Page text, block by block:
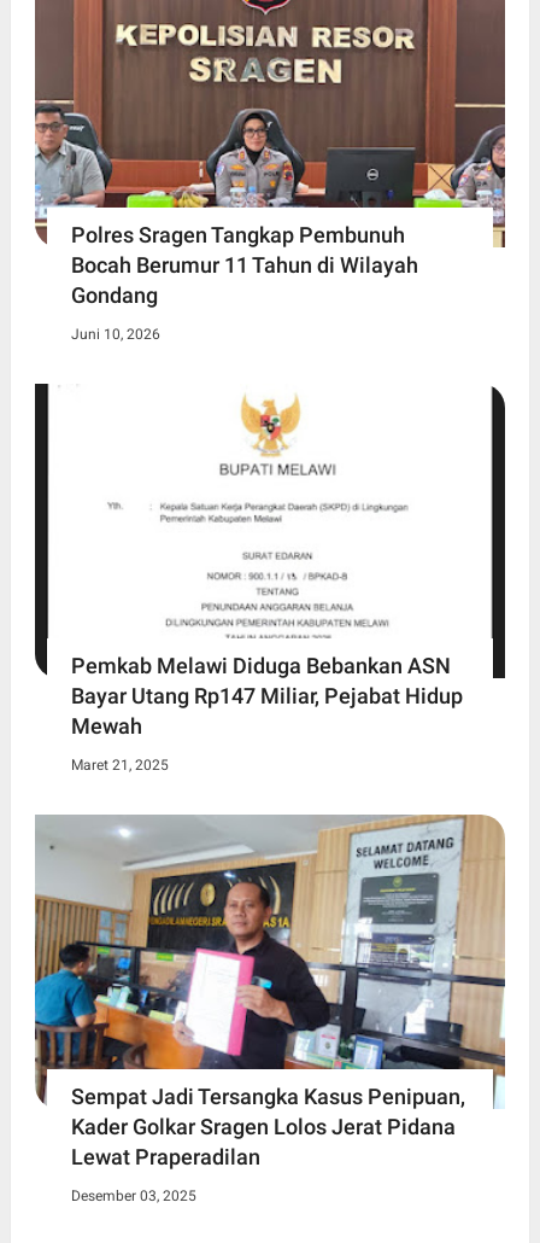
Polres Sragen Tangkap Pembunuh
Bocah Berumur 11 Tahun di Wilayah
Gondang
Juni 10, 2026
Pemkab Melawi Diduga Bebankan ASN
Bayar Utang Rp147 Miliar, Pejabat Hidup
Mewah
Maret 21, 2025
Sempat Jadi Tersangka Kasus Penipuan,
Kader Golkar Sragen Lolos Jerat Pidana
Lewat Praperadilan
Desember 03, 2025